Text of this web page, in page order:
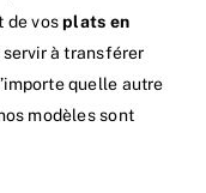
de vosplats en
à transférer
quelle autre
modèles sont